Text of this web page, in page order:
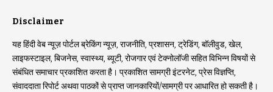
Disclaimer
यह हिंदी वेब न्यूज़ पोर्टल ब्रेकिंग न्यूज़, राजनीति, प्रशासन, ट्रेडिंग, बॉलीवुड, खेल,
लाइफस्टाइल, बिजनेस, स्वास्थ्य, ब्यूटी, रोजगार एवं टेक्नोलॉजी सहित विभिन्न विषयों से
संबंधित समाचार प्रकाशित करता है। प्रकाशित सामग्री इंटरनेट, प्रेस विज्ञप्ति,
संवाददाता रिपोर्ट अथवा पाठकों से प्राप्त जानकारियों/सामग्री पर आधारित हो सकती है।